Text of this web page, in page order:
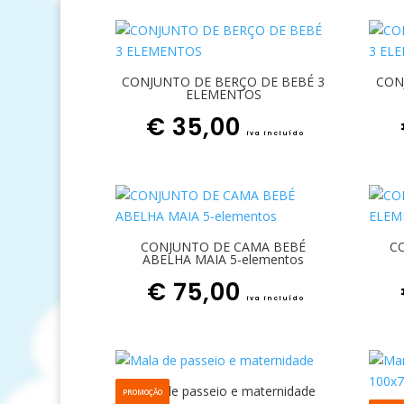
CONJUNTO DE BERÇO DE BEBÉ 3
ELEMENTOS
€ 35,00 iva incluído
CONJUNTO DE CAMA BEBÉ
ABELHA MAIA 5-elementos
€ 75,00 iva incluído
PROMOÇÃO
Mala de passeio e maternidade